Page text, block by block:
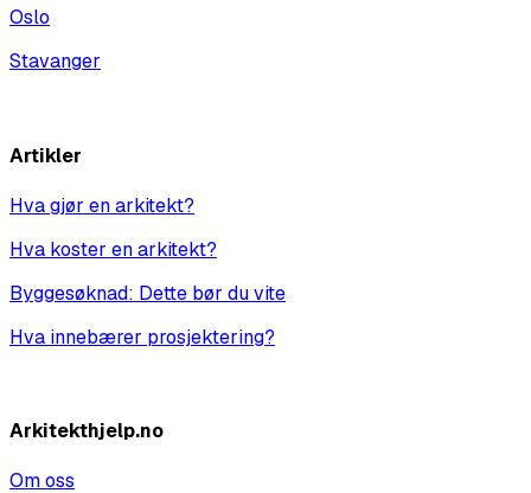
Oslo
Stavanger
Artikler
Hva gjør en arkitekt?
Hva koster en arkitekt?
Byggesøknad: Dette bør du vite
Hva innebærer prosjektering?
Arkitekthjelp.no
Om oss